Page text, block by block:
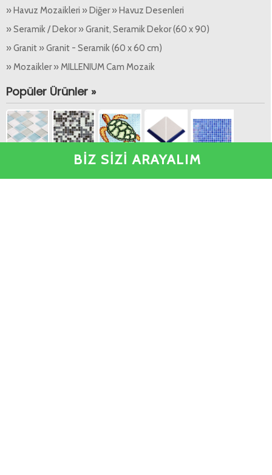
BİZ SİZİ ARAYALIM
» Havuz Mozaikleri » Diğer » Havuz Desenleri
» Seramik / Dekor » Granit, Seramik Dekor (60 x 90)
» Granit » Granit - Seramik (60 x 60 cm)
» Mozaikler » MILLENIUM Cam Mozaik
Popüler Ürünler »